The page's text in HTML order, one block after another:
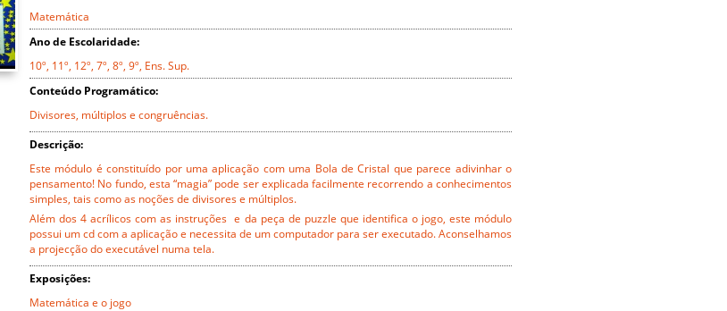
Matemática
Ano de Escolaridade:
10º, 11º, 12º, 7º, 8º, 9º, Ens. Sup.
Conteúdo Programático:
Divisores, múltiplos e congruências.
Descrição:
Este módulo é constituído por uma aplicação com uma Bola de Cristal que parece adivinhar o
pensamento! No fundo, esta “magia” pode ser explicada facilmente recorrendo a conhecimentos
simples, tais como as noções de divisores e múltiplos.
Além dos 4 acrílicos com as instruções e da peça de puzzle que identifica o jogo, este módulo
possui um cd com a aplicação e necessita de um computador para ser executado. Aconselhamos
a projecção do executável numa tela.
Exposições:
Matemática e o jogo